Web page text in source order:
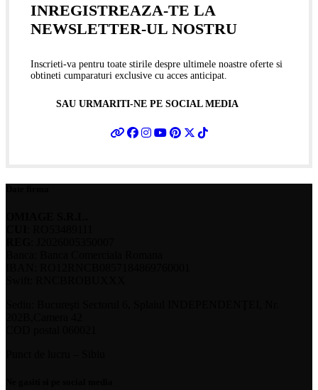
INREGISTREAZA-TE LA
NEWSLETTER-UL NOSTRU
Inscrieti-va pentru toate stirile despre ultimele noastre oferte si
obtineti cumparaturi exclusive cu acces anticipat.
SAU URMARITI-NE PE SOCIAL MEDIA